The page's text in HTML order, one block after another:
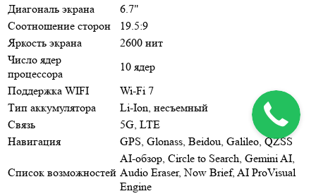
Диагональ экрана
6.7"
Соотношение сторон
19.5:9
Яркость экрана
2600 нит
Число ядер
процессора
10 ядер
Поддержка WIFI
Wi-Fi 7
Тип аккумулятора
Li-Ion, несъемный
Связь
5G, LTE
Навигация
GPS, Glonass, Beidou, Galileo, QZSS
Список возможностей
AI-обзор, Circle to Search, Gemini AI,
Audio Eraser, Now Brief, AI ProVisual
Engine